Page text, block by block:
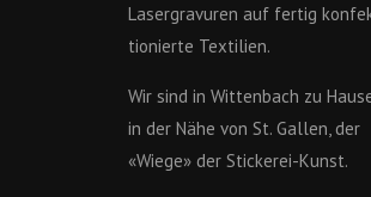
Lasergravuren auf fertig
tionierte Textilien.
Wir sind in Wittenbach zu
in der Nähe von St. Gallen, der
«Wiege» der Stickerei-Kunst.